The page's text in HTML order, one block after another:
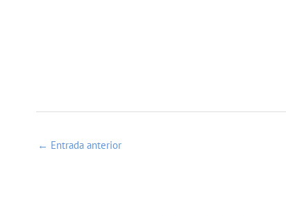
← Entrada anterior